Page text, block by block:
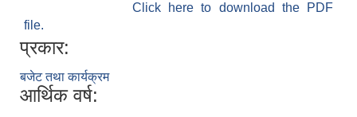
Click here to download the PDF
file.
प्रकार:
बजेट तथा कार्यक्रम
आर्थिक वर्ष: